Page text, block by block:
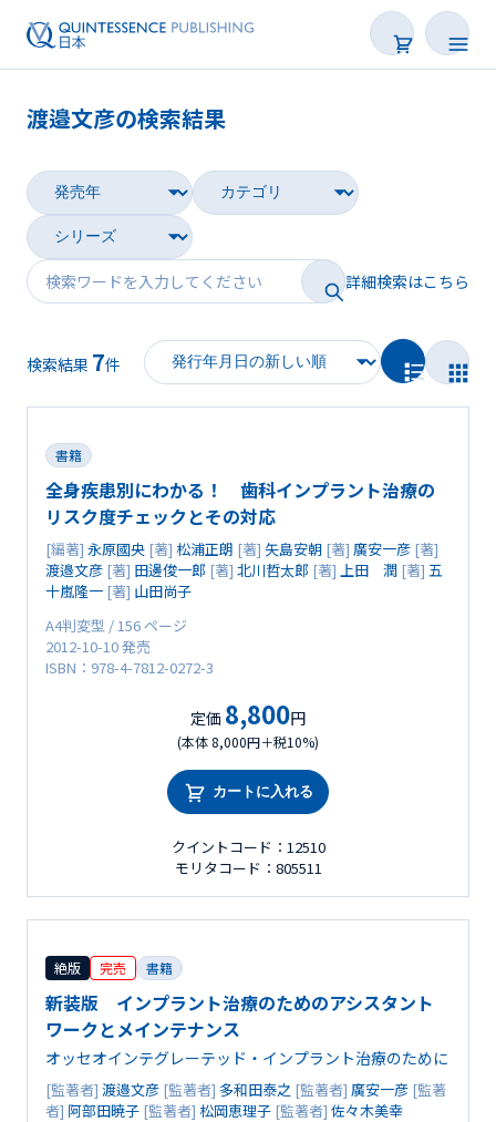
雑誌
映像
電子BOOK
著者一覧
渡邉文彦の検索結果
詳細検索はこちら
検索結果 7件
書籍
全身疾患別にわかる！ 歯科インプラント治療の
リスク度チェックとその対応
[編著] 永原國央 [著] 松浦正朗 [著] 矢島安朝 [著] 廣安一彦 [著]
渡邉文彦 [著] 田邊俊一郎 [著] 北川哲太郎 [著] 上田 潤 [著] 五
十嵐隆一 [著] 山田尚子
A4判変型 / 156 ページ
2012-10-10 発売
ISBN：978-4-7812-0272-3
定価 8,800円
(本体 8,000円＋税10%)
カートに入れる
クイントコード：12510
モリタコード：805511
絶版 完売 書籍
新装版 インプラント治療のためのアシスタント
ワークとメインテナンス
オッセオインテグレーテッド・インプラント治療のために
[監著者] 渡邉文彦 [監著者] 多和田泰之 [監著者] 廣安一彦 [監著
者] 阿部田暁子 [監著者] 松岡恵理子 [監著者] 佐々木美幸